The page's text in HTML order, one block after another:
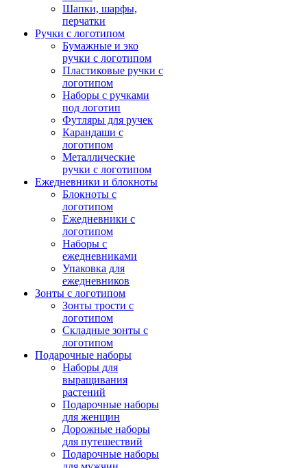
Шапки, шарфы,
перчатки
Ручки с логотипом
Бумажные и эко
ручки с логотипом
Пластиковые ручки с
логотипом
Наборы с ручками
под логотип
Футляры для ручек
Карандаши с
логотипом
Металлические
ручки с логотипом
Ежедневники и блокноты
Блокноты с
логотипом
Ежедневники с
логотипом
Наборы с
ежедневниками
Упаковка для
ежедневников
Зонты с логотипом
Зонты трости с
логотипом
Складные зонты с
логотипом
Подарочные наборы
Наборы для
выращивания
растений
Подарочные наборы
для женщин
Дорожные наборы
для путешествий
Подарочные наборы